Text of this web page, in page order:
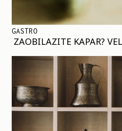
GASTRO
ZAOBILAZITE KAPAR?